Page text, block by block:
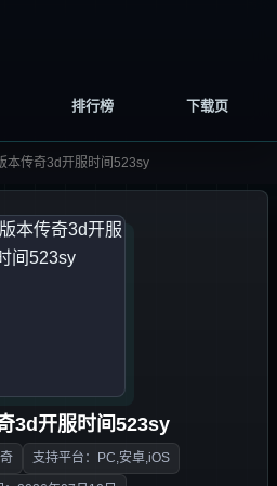
排行榜 下载页
本传奇3d开服时间523sy
3d开服时间523sy
支持平台：PC,安卓,iOS